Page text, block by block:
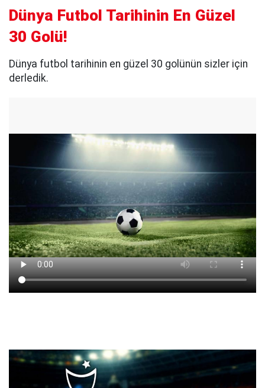
Dünya Futbol Tarihinin En Güzel
30 Golü!
Dünya futbol tarihinin en güzel 30 golünün sizler için
derledik.